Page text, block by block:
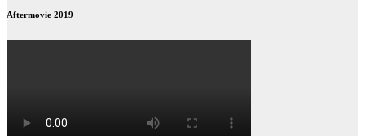
der
Aftermovie 2019